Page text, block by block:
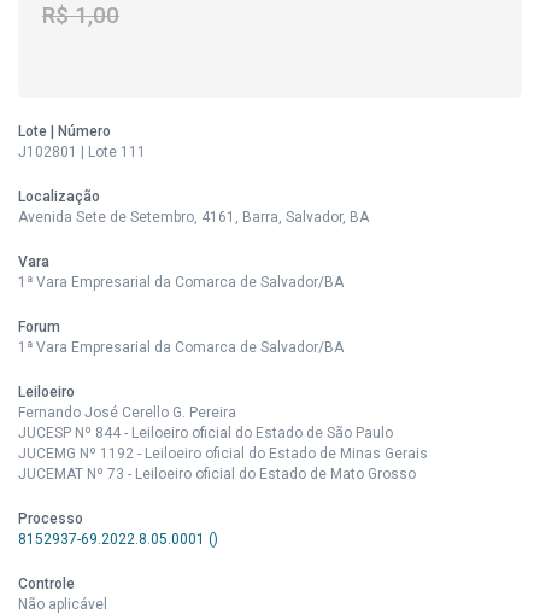
R$ 1,00
Lote | Número
J102801 | Lote 111
Localização
Avenida Sete de Setembro, 4161, Barra, Salvador, BA
Vara
1ª Vara Empresarial da Comarca de Salvador/BA
Forum
1ª Vara Empresarial da Comarca de Salvador/BA
Leiloeiro
Fernando José Cerello G. Pereira
JUCESP Nº 844 - Leiloeiro oficial do Estado de São Paulo
JUCEMG Nº 1192 - Leiloeiro oficial do Estado de Minas Gerais
JUCEMAT Nº 73 - Leiloeiro oficial do Estado de Mato Grosso
Processo
8152937-69.2022.8.05.0001 ()
Controle
Não aplicável